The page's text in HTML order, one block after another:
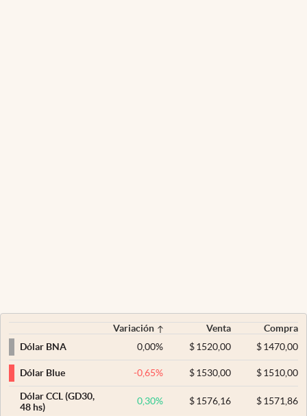
Variación Venta
Compra
Dólar BNA
0,00% $ 1520,00 $1470,00
Dólar Blue -0,65% $ 1530,00 $1510,00
Dólar CCL (GD30,
48 hs)
0,30% $ 1576,16 $1571,86